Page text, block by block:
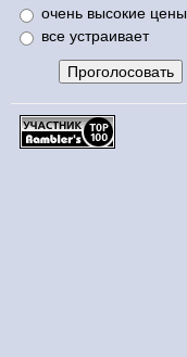
очень высокие цены
все устраивает